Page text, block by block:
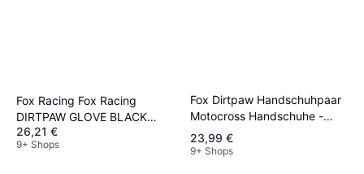
Fox Racing Fox Racing
DIRTPAW GLOVE BLACK
Herren
26,21 €
9+ Shops
Fox Dirtpaw Handschuhpaar
Motocross Handschuhe -
Schwarz Weiß Unisex
23,99 €
9+ Shops